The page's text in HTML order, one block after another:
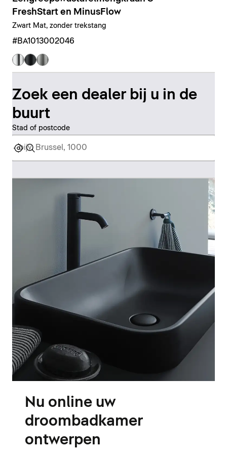
FreshStart en MinusFlow
Zwart Mat, zonder trekstang
#BA1013002046
Zoek een dealer bij u in de
buurt
Stad of postcode
Nu online uw
droombadkamer
ontwerpen